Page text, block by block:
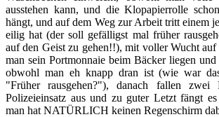
ausstehen kann, und die Klopapierrolle
hängt, und auf dem Weg zur Arbeit tritt einem
eilig hat (der soll gefälligst mal früher
auf den Geist zu gehen!!), mit voller Wucht auf
man sein Portmonnaie beim Bäcker liegen und
obwohl man eh knapp dran ist (wie war
"Früher rausgehen?"), danach fallen zwei
Polizeieinsatz aus und zu guter Letzt fängt
man hat NATÜRLICH keinen Regenschirm